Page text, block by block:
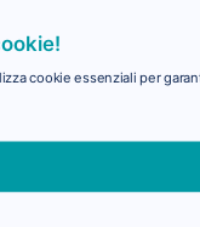
cookie essenziali per